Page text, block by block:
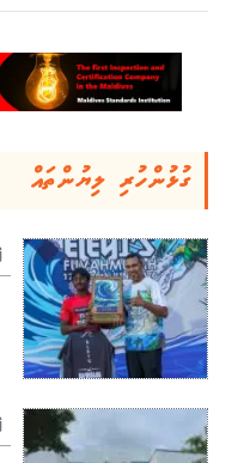
ގުޅުންހުރި ލިޔުންތައް